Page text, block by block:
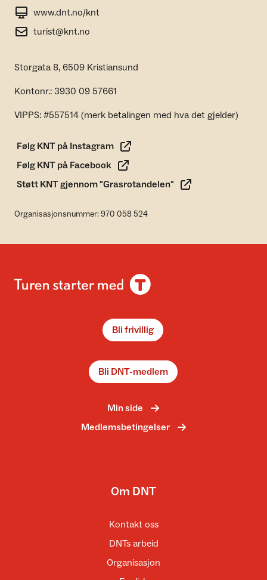
www.dnt.no/knt
turist@knt.no
Storgata 8, 6509 Kristiansund
Kontonr.: 3930 09 57661
VIPPS: #557514 (merk betalingen med hva det gjelder)
Følg KNT på Instagram
Følg KNT på Facebook
Støtt KNT gjennom "Grasrotandelen"
Organisasjonsnummer: 970 058 524
Bli frivillig
Bli DNT-medlem
Min side
Medlemsbetingelser
Om DNT
Kontakt oss
DNTs arbeid
Organisasjon